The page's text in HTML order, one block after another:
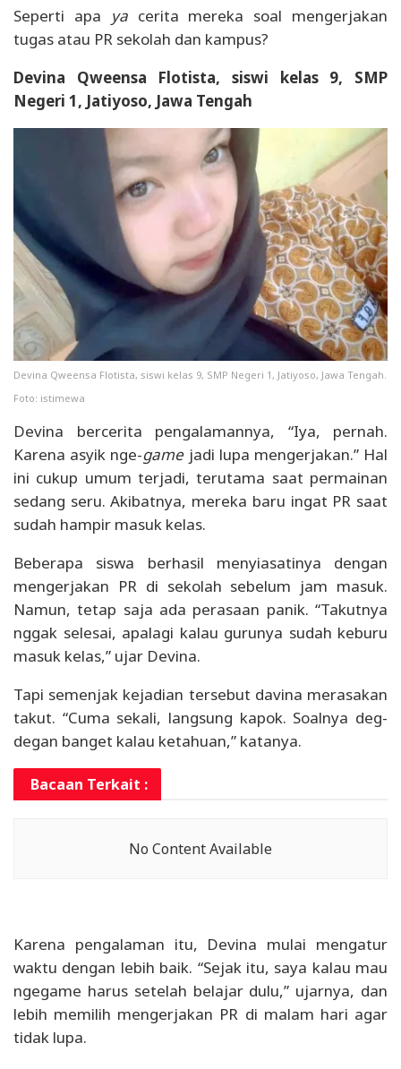
Seperti apa
yacerita mereka soal mengerjakan
tugas atau PR sekolah dan kampus?
Devina Qweensa Flotista, siswi kelas 9, SMP
Negeri 1, Jatiyoso, Jawa Tengah
Devina Qweensa Flotista, siswi kelas 9, SMP Negeri 1, Jatiyoso, Jawa Tengah.
Foto: istimewa
Devina bercerita pengalamannya, “Iya, pernah.
Karena asyik nge-gamejadi lupa mengerjakan.” Hal
ini cukup umum terjadi, terutama saat permainan
sedang seru. Akibatnya, mereka baru ingat PR saat
sudah hampir masuk kelas.
Beberapa siswa berhasil menyiasatinya dengan
mengerjakan PR di sekolah sebelum jam masuk.
Namun, tetap saja ada perasaan panik. “Takutnya
nggak selesai, apalagi kalau gurunya sudah keburu
masuk kelas,” ujar Devina.
Tapi semenjak kejadian tersebut davina merasakan
takut. “Cuma sekali, langsung kapok. Soalnya deg-
degan banget kalau ketahuan,” katanya.
Bacaan Terkait :
No Content Available
Karena pengalaman itu, Devina mulai mengatur
waktu dengan lebih baik. “Sejak itu, saya kalau mau
ngegame harus setelah belajar dulu,” ujarnya, dan
lebih memilih mengerjakan PR di malam hari agar
tidak lupa.